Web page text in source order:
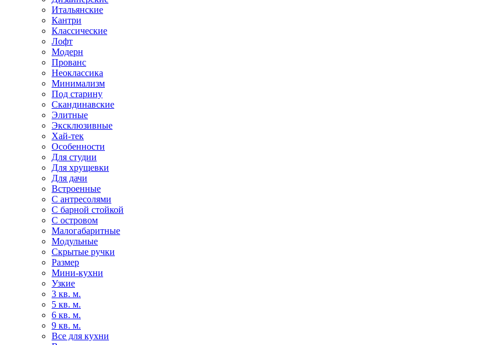
Итальянские
Кантри
Классические
Лофт
Модерн
Прованс
Неоклассика
Минимализм
Под старину
Скандинавские
Элитные
Эксклюзивные
Хай-тек
Особенности
Для студии
Для хрущевки
Для дачи
Встроенные
С антресолями
С барной стойкой
С островом
Малогабаритные
Модульные
Скрытые ручки
Размер
Мини-кухни
Узкие
3 кв. м.
5 кв. м.
6 кв. м.
9 кв. м.
Все для кухни